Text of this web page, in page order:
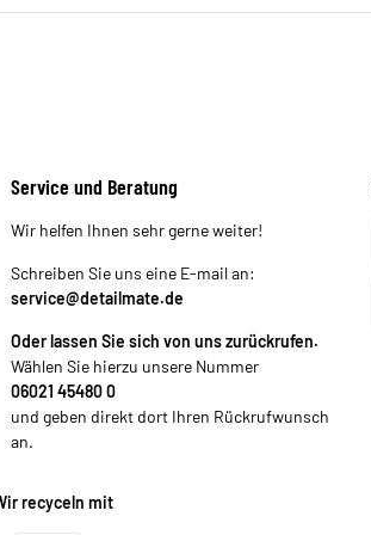
Service und Beratung
Wir helfen Ihnen sehr gerne weiter!
Schreiben Sie uns eine E-mail an:
service@detailmate.de
Oder lassen Sie sich von uns zurückrufen.
Wählen Sie hierzu unsere Nummer
06021 45480 0
und geben direkt dort Ihren Rückrufwunsch
an.
recyceln mit